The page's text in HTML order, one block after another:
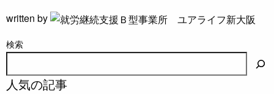
written by
検索
人気の記事